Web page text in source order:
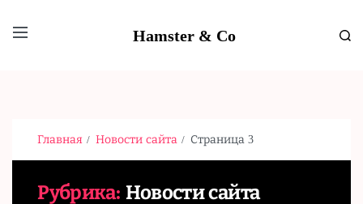
Hamster & Co
Главная Новости сайта Страница 3
Рубрика: Новости сайта